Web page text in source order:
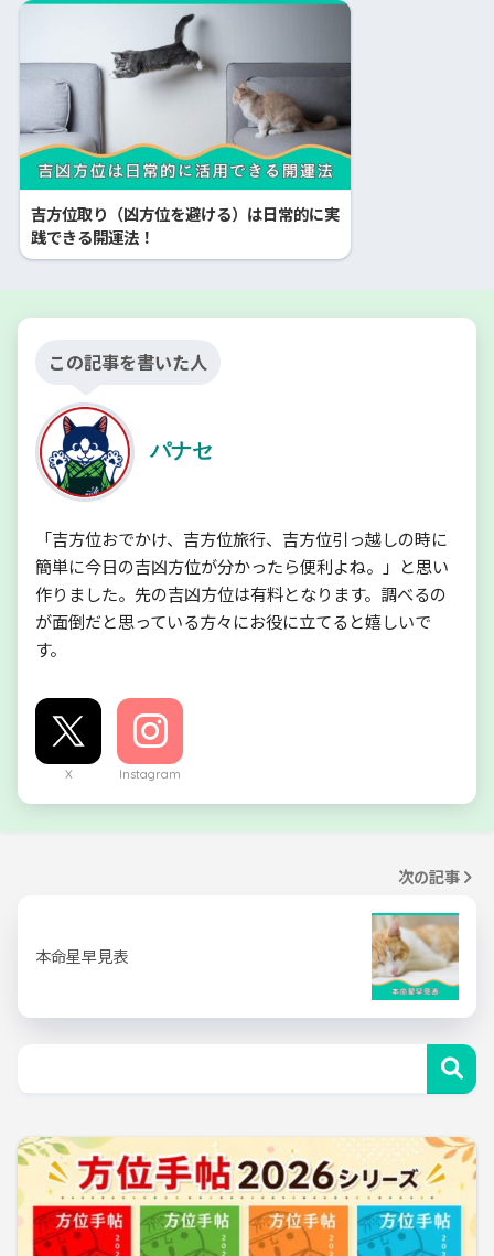
吉方位取り（凶方位を避ける）は日常的に実
践できる開運法！
この記事を書いた人
パナセ
「吉方位おでかけ、吉方位旅行、吉方位引っ越しの時に
簡単に今日の吉凶方位が分かったら便利よね。」と思い
作りました。先の吉凶方位は有料となります。調べるの
が面倒だと思っている方々にお役に立てると嬉しいで
す。
X Instagram
次の記事
本命星早見表